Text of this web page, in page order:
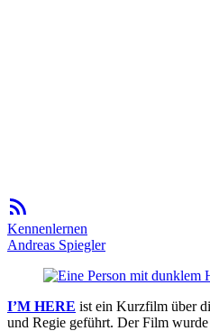
Kennenlernen
Andreas Spiegler
I’M HERE ist ein Kurzfilm über
und Regie geführt. Der Film